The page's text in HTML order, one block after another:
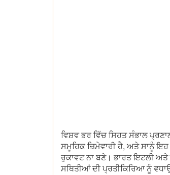
ਵਿਸ਼ਵ ਭਰ ਵਿੱਚ ਸਿਹਤ ਸੰਭਾਲ
ਸਮੂਹਿਕ ਜ਼ਿਮੇਵਾਰੀ ਹੈ, ਅਤੇ ਸਾਨੂੰ ਇਹ
ਰੁਕਾਵਟ ਨਾ ਬਣੇ। ਭਾਰਤ ਇਟਲੀ
ਸਥਿਤੀਆਂ ਦੀ ਪ੍ਰਤੀਕਿਰਿਆ ਨੂੰ